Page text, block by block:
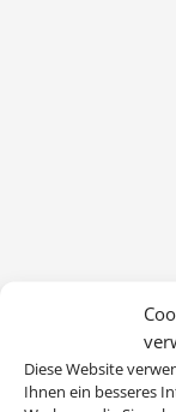
Diese Website
Ihnen ein besseres